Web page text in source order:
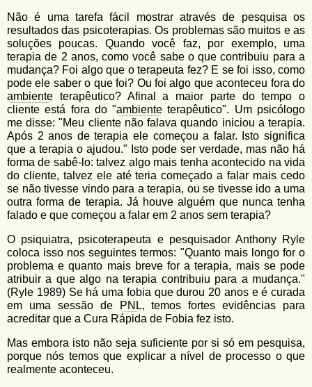
Não é uma tarefa fácil mostrar através de pesquisa os
resultados das psicoterapias. Os problemas são muitos e as
soluções poucas. Quando você faz, por exemplo, uma
terapia de 2 anos, como você sabe o que contribuiu para a
mudança? Foi algo que o terapeuta fez? E se foi isso, como
pode ele saber o que foi? Ou foi algo que aconteceu fora do
ambiente terapêutico? Afinal a maior parte do tempo o
cliente está fora do "ambiente terapêutico". Um psicólogo
me disse: "Meu cliente não falava quando iniciou a terapia.
Após 2 anos de terapia ele começou a falar. Isto significa
que a terapia o ajudou." Isto pode ser verdade, mas não há
forma de sabê-lo: talvez algo mais tenha acontecido na vida
do cliente, talvez ele até teria começado a falar mais cedo
se não tivesse vindo para a terapia, ou se tivesse ido a uma
outra forma de terapia. Já houve alguém que nunca tenha
falado e que começou a falar em 2 anos sem terapia?
O psiquiatra, psicoterapeuta e pesquisador Anthony Ryle
coloca isso nos seguintes termos: "Quanto mais longo for o
problema e quanto mais breve for a terapia, mais se pode
atribuir a que algo na terapia contribuiu para a mudança."
(Ryle 1989) Se há uma fobia que durou 20 anos e é curada
em uma sessão de
PNL, temos fortes evidências para
acreditar que a Cura Rápida de Fobia fez isto.
Mas embora isto não seja suficiente por si só em pesquisa,
porque nós temos que explicar a nível de processo o que
realmente aconteceu.